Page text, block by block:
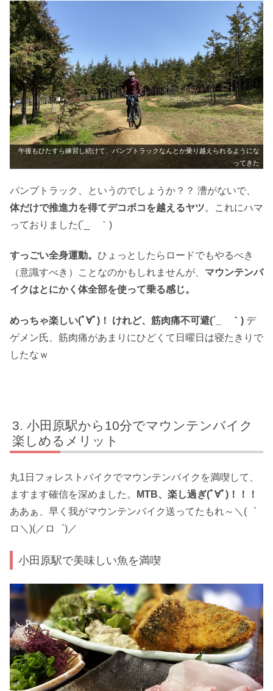
午後もひたすら練習し続けて、パンプトラックなんとか乗り越えられるようにな
ってきた
パンプトラック、というのでしょうか？？ 漕がないで、
体だけで推進力を得てデコボコを越えるヤツ。これにハマ
っておりました(´_ゝ｀)
すっごい全身運動。 ひょっとしたらロードでもやるべき
（意識すべき）ことなのかもしれませんが、 マウンテンバ
イクはとにかく体全部を使って乗る感じ。
めっちゃ楽しい(ﾟ∀ﾟ)！ けれど、筋肉痛不可避(´_ゝ｀) デ
ゲメン氏、筋肉痛があまりにひどくて日曜日は寝たきりで
したなｗ
小田原駅から10分でマウンテンバイク
楽しめるメリット
丸1日フォレストバイクでマウンテンバイクを満喫して、
ますます確信を深めました。
MTB、楽し過ぎ(ﾟ∀ﾟ)！！！
ああぁ、早く我がマウンテンバイク送ってたもれ～＼(゜
ロ＼)(／ロ゜)／
小田原駅で美味しい魚を満喫